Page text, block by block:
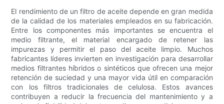
El rendimiento de un filtro de aceite depende en gran medida
de la calidad de los materiales empleados en su fabricación.
Entre los componentes más importantes se encuentra el
medio filtrante, el material encargado de retener las
impurezas y permitir el paso del aceite limpio. Muchos
fabricantes líderes invierten en investigación para desarrollar
medios filtrantes híbridos o sintéticos que ofrecen una mejor
retención de suciedad y una mayor vida útil en comparación
con los filtros tradicionales de celulosa. Estos avances
contribuyen a reducir la frecuencia del mantenimiento y a